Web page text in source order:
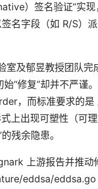
）签名验证”实
名字段（如 R/S）
及郁昱教授团队
“修复”却并不严谨
，而标准要求的
上出现可塑性（可
残余隐患。
上游报告并推
eddsa/